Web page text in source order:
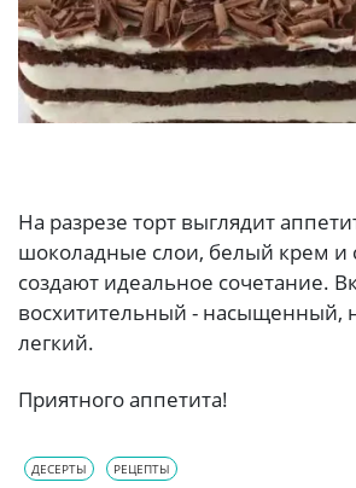
На разрезе торт выглядит
шоколадные слои, белый крем
создают идеальное сочетание.
восхитительный - насыщенный,
легкий.
Приятного аппетита!
ДЕСЕРТЫ РЕЦЕПТЫ